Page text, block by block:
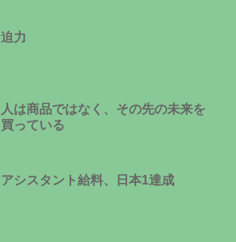
迫力
人は商品ではなく、その先の未来を
買っている
アシスタント給料、日本1達成